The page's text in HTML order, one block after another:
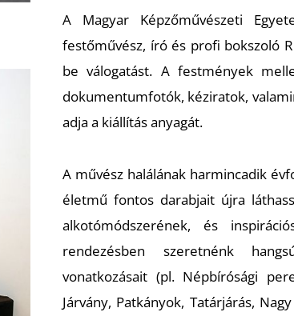
A Magyar Képzőművészeti
festőművész, író és profi bokszoló
be válogatást. A festmények
dokumentumfotók, kéziratok,
adja a kiállítás anyagát.
A művész halálának harmincadik
életmű fontos darabjait újra
alkotómódszerének, és
rendezésben szeretnénk
vonatkozásait (pl. Népbírósági
Járvány, Patkányok, Tatárjárás,